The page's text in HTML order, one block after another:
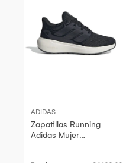
ADIDAS
Zapatillas Running
Adidas Mujer